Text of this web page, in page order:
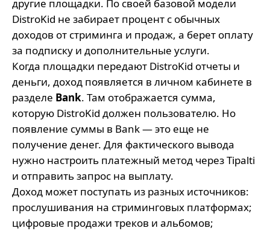
другие площадки. По своей базовой модели
DistroKid не забирает процент с обычных
доходов от стриминга и продаж, а берет оплату
за подписку и дополнительные услуги.
Когда площадки передают DistroKid отчеты и
деньги, доход появляется в личном кабинете в
разделе Bank. Там отображается сумма,
которую DistroKid должен пользователю. Но
появление суммы в Bank — это еще не
получение денег. Для фактического вывода
нужно настроить платежный метод через Tipalti
и отправить запрос на выплату.
Доход может поступать из разных источников:
прослушивания на стриминговых платформах;
цифровые продажи треков и альбомов;